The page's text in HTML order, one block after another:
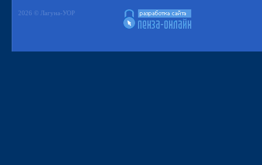
2026 © Лагуна-УОР